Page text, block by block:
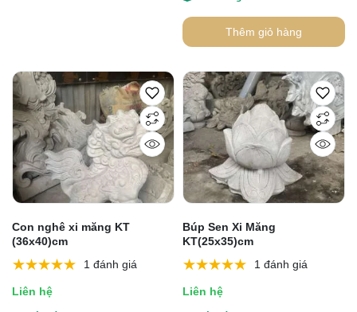
Thêm giỏ hàng
Con nghê xi măng KT
(36x40)cm
1 đánh giá
Liên hệ
Búp Sen Xi Măng
KT(25x35)cm
1 đánh giá
Liên hệ